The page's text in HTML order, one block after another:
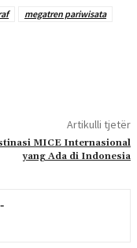
megatren pariwisata
Artikulli tjetër
MICE Internasional
yang Ada di Indonesia